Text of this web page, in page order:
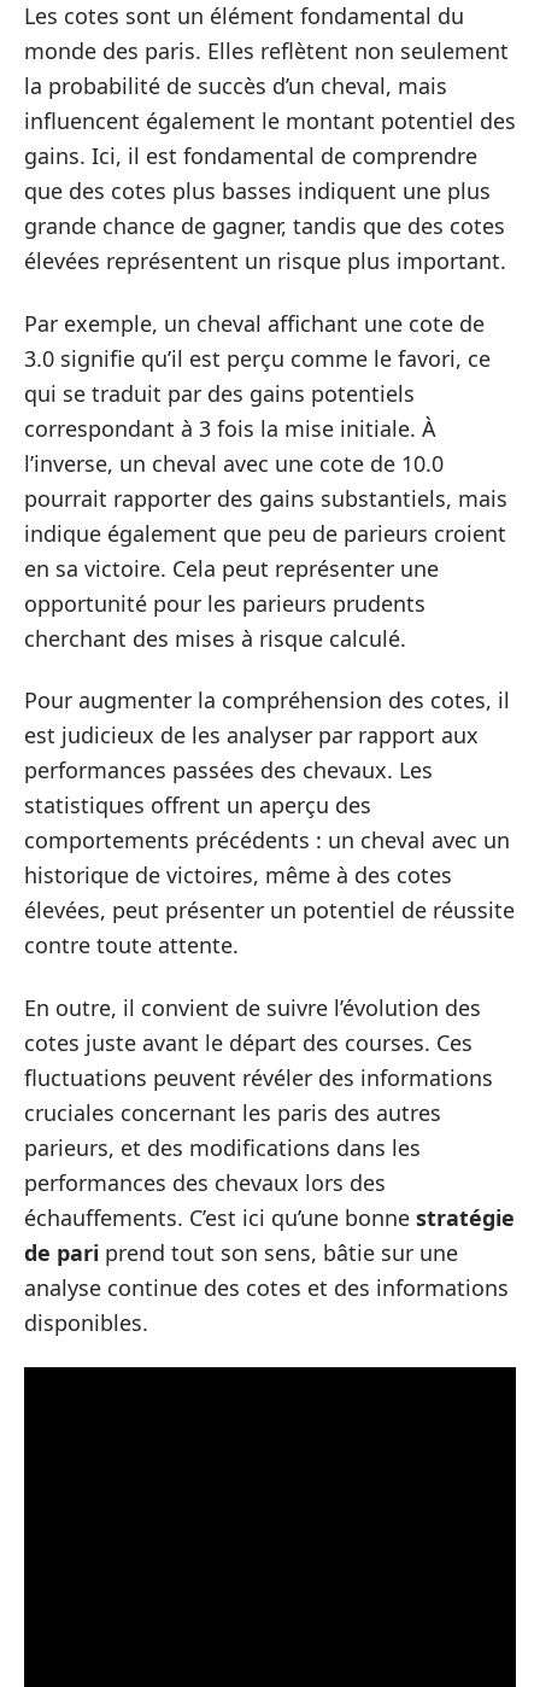
Les cotes sont un élément fondamental du
monde des paris. Elles reflètent non seulement
la probabilité de succès d’un cheval, mais
influencent également le montant potentiel des
gains. Ici, il est fondamental de comprendre
que des cotes plus basses indiquent une plus
grande chance de gagner, tandis que des cotes
élevées représentent un risque plus important.
Par exemple, un cheval affichant une cote de
3.0 signifie qu’il est perçu comme le favori, ce
qui se traduit par des gains potentiels
correspondant à 3 fois la mise initiale. À
l’inverse, un cheval avec une cote de 10.0
pourrait rapporter des gains substantiels, mais
indique également que peu de parieurs croient
en sa victoire. Cela peut représenter une
opportunité pour les parieurs prudents
cherchant des mises à risque calculé.
Pour augmenter la compréhension des cotes, il
est judicieux de les analyser par rapport aux
performances passées des chevaux. Les
statistiques offrent un aperçu des
comportements précédents : un cheval avec un
historique de victoires, même à des cotes
élevées, peut présenter un potentiel de réussite
contre toute attente.
En outre, il convient de suivre l’évolution des
cotes juste avant le départ des courses. Ces
fluctuations peuvent révéler des informations
cruciales concernant les paris des autres
parieurs, et des modifications dans les
performances des chevaux lors des
échauffements. C’est ici qu’une bonne stratégie
de pari prend tout son sens, bâtie sur une
analyse continue des cotes et des informations
disponibles.